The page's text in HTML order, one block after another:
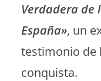
Verdadera de
España», un
testimonio de
conquista.